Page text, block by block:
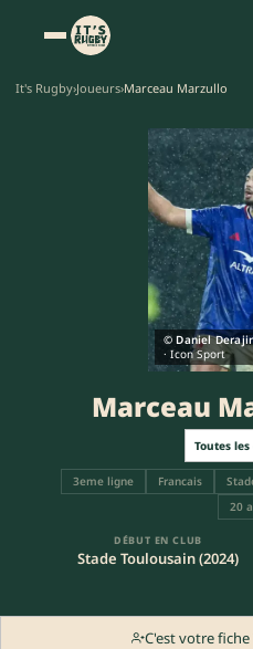
It's Rugby›Joueurs›Marceau Marzullo
© Daniel
· Icon Sport
Marceau
Toutes
3eme ligne Francais
20
DÉBUT EN CLUB
Stade Toulousain (2024)
C'est votre fiche